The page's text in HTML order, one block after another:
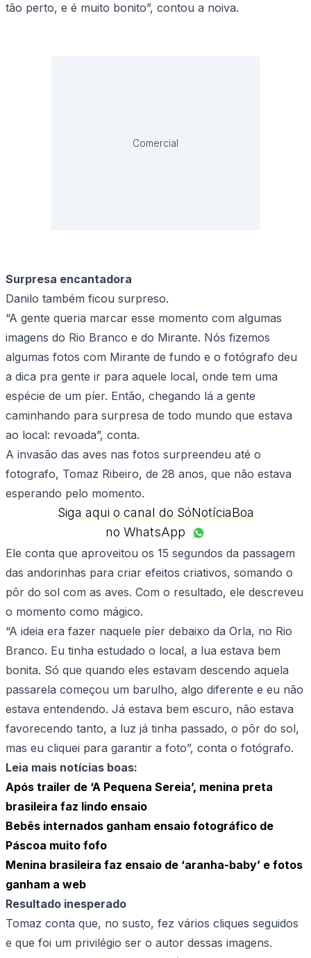
tão perto, e é muito bonito”, contou a noiva.
Comercial
Surpresa encantadora
Danilo também ficou surpreso.
“A gente queria marcar esse momento com algumas
imagens do Rio Branco e do Mirante. Nós fizemos
algumas fotos com Mirante de fundo e o fotógrafo deu
a dica pra gente ir para aquele local, onde tem uma
espécie de um píer. Então, chegando lá a gente
caminhando para surpresa de todo mundo que estava
ao local: revoada”, conta.
A invasão das aves nas fotos surpreendeu até o
fotografo, Tomaz Ribeiro, de 28 anos, que não estava
esperando pelo momento.
Siga aqui o canal do SóNotíciaBoa
no WhatsApp
Ele conta que aproveitou os 15 segundos da passagem
das andorinhas para criar efeitos criativos, somando o
pôr do sol com as aves. Com o resultado, ele descreveu
o momento como mágico.
“A ideia era fazer naquele píer debaixo da Orla, no Rio
Branco. Eu tinha estudado o local, a lua estava bem
bonita. Só que quando eles estavam descendo aquela
passarela começou um barulho, algo diferente e eu não
estava entendendo. Já estava bem escuro, não estava
favorecendo tanto, a luz já tinha passado, o pôr do sol,
mas eu cliquei para garantir a foto”, conta o fotógrafo.
Leia mais notícias boas:
Após trailer de ‘A Pequena Sereia’, menina preta
brasileira faz lindo ensaio
Bebês internados ganham ensaio fotográfico de
Páscoa muito fofo
Menina brasileira faz ensaio de ‘aranha-baby’ e fotos
ganham a web
Resultado inesperado
Tomaz conta que, no susto, fez vários cliques seguidos
e que foi um privilégio ser o autor dessas imagens.